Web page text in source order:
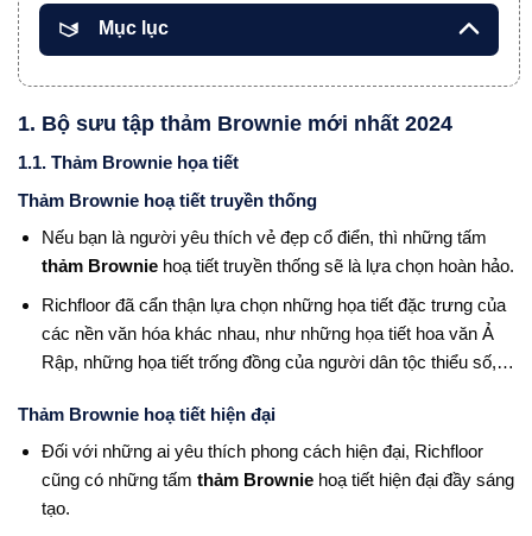
Mục lục
1. Bộ sưu tập thảm Brownie mới nhất 2024
1.1. Thảm Brownie họa tiết
Thảm Brownie hoạ tiết truyền thống
Nếu bạn là người yêu thích vẻ đẹp cổ điển, thì những tấm
thảm Browniehoạ tiết truyền thống sẽ là lựa chọn hoàn hảo.
Richfloor đã cẩn thận lựa chọn những họa tiết đặc trưng của
các nền văn hóa khác nhau, như những họa tiết hoa văn Ả
Rập, những họa tiết trống đồng của người dân tộc thiểu số,…
Thảm Brownie hoạ tiết hiện đại
Đối với những ai yêu thích phong cách hiện đại, Richfloor
cũng có những tấm thảm Browniehoạ tiết hiện đại đầy sáng
tạo.